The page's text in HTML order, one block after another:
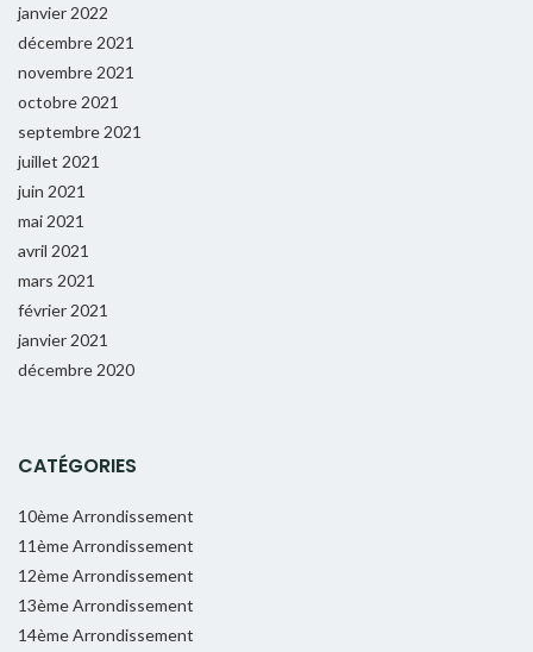
janvier 2022
décembre 2021
novembre 2021
octobre 2021
septembre 2021
juillet 2021
juin 2021
mai 2021
avril 2021
mars 2021
février 2021
janvier 2021
décembre 2020
CATÉGORIES
10ème Arrondissement
11ème Arrondissement
12ème Arrondissement
13ème Arrondissement
14ème Arrondissement